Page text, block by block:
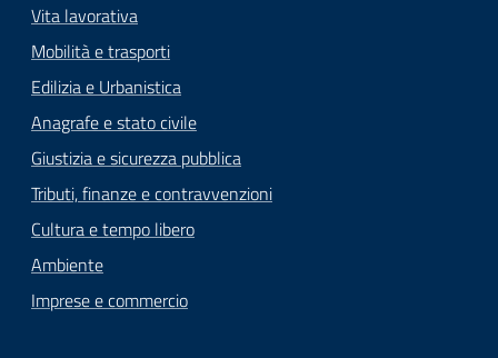
Vita lavorativa
Mobilità e trasporti
Edilizia e Urbanistica
Anagrafe e stato civile
Giustizia e sicurezza pubblica
Tributi, finanze e contravvenzioni
Cultura e tempo libero
Ambiente
Imprese e commercio